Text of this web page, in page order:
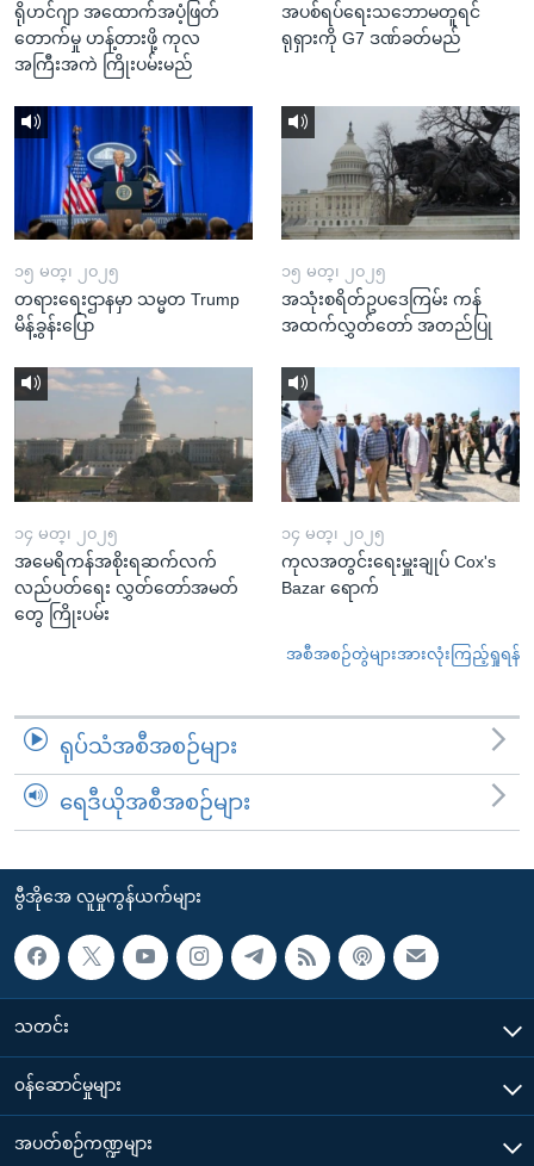
ရိုဟင်ဂျာ အထောက်အပံ့ဖြတ်
တောက်မှု ဟန့်တားဖို့ ကုလ
အကြီးအကဲ ကြိုးပမ်းမည်
အပစ်ရပ်ရေးသဘောမတူရင်
ရုရှားကို G7 ဒဏ်ခတ်မည်
၁၅ မတ္၊ ၂၀၂၅
တရားရေးဌာနမှာ သမ္မတ Trump
မိန့်ခွန်းပြော
၁၅ မတ္၊ ၂၀၂၅
အသုံးစရိတ်ဥပဒေကြမ်း ကန်
အထက်လွှတ်တော် အတည်ပြု
၁၄ မတ္၊ ၂၀၂၅
အမေရိကန်အစိုးရဆက်လက်
လည်ပတ်ရေး လွှတ်တော်အမတ်
တွေ ကြိုးပမ်း
၁၄ မတ္၊ ၂၀၂၅
ကုလအတွင်းရေးမှူးချုပ် Cox's
Bazar ရောက်
အစီအစဉ်တွဲများအားလုံးကြည့်ရှုရန်
ရုပ်သံအစီအစဉ်များ
ရေဒီယိုအစီအစဉ်များ
ဗွီအိုအေ လူမှုကွန်ယက်များ
သတင်း
၀န်ဆောင်မှုများ
အပတ်စဉ်ကဏ္ဍများ